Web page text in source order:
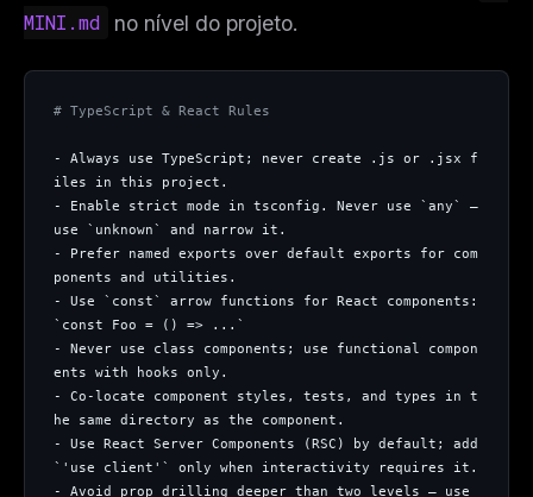
MINI.md
no nível do projeto.
# TypeScript & React Rules
- Always use TypeScript; never create .js or .jsx f
iles in this project.
- Enable strict mode in tsconfig. Never use `any` —
use `unknown` and narrow it.
- Prefer named exports over default exports for com
ponents and utilities.
- Use `const` arrow functions for React components:
`const Foo = () => ...`
- Never use class components; use functional compon
ents with hooks only.
- Co-locate component styles, tests, and types in t
he same directory as the component.
- Use React Server Components (RSC) by default; add
`'use client'` only when interactivity requires it.
- Avoid prop drilling deeper than two levels — use